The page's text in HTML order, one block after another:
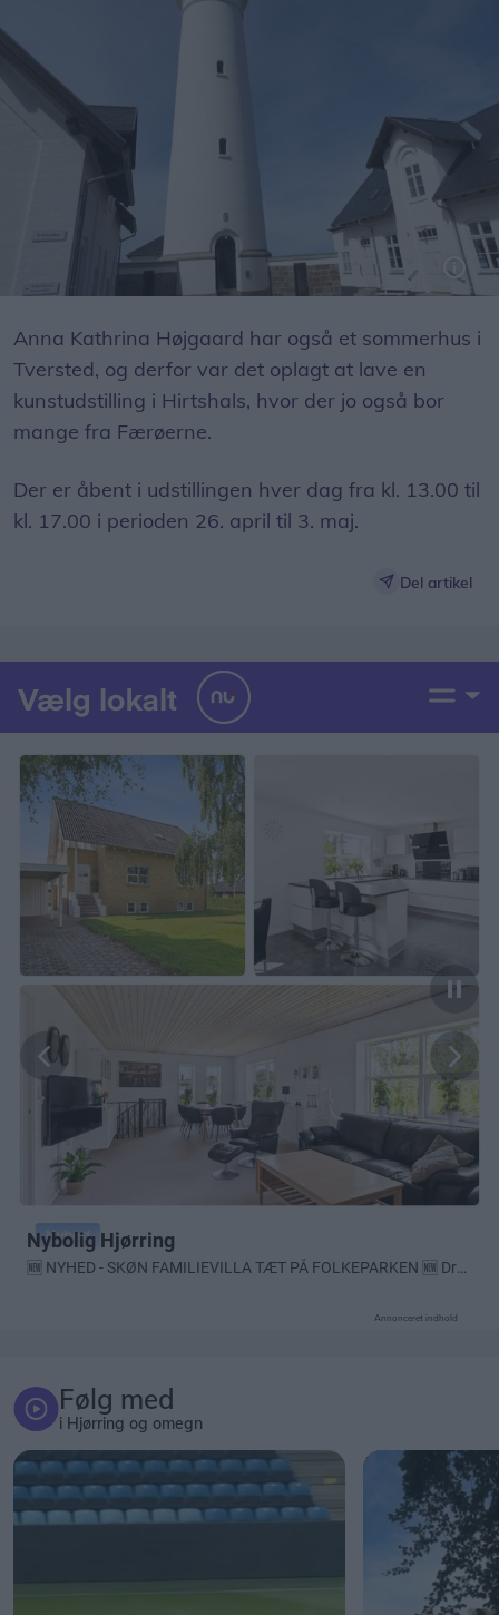
Anna Kathrina Højgaard har også et sommerhus i
Tversted, og derfor var det oplagt at lave en
kunstudstilling i Hirtshals, hvor der jo også bor
mange fra Færøerne.
Der er åbent i udstillingen hver dag fra kl. 13.00 til
kl. 17.00 i perioden 26. april til 3. maj.
Del artikel
Annonceret indhold
Følg med
i Hjørring og omegn